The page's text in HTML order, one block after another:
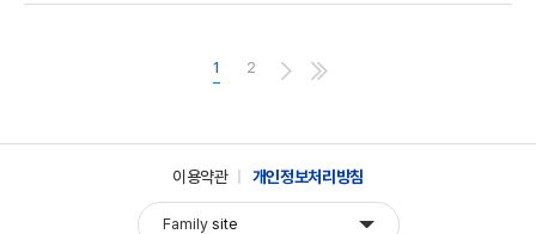
1 2
이용약관 개인정보처리방침
Family site